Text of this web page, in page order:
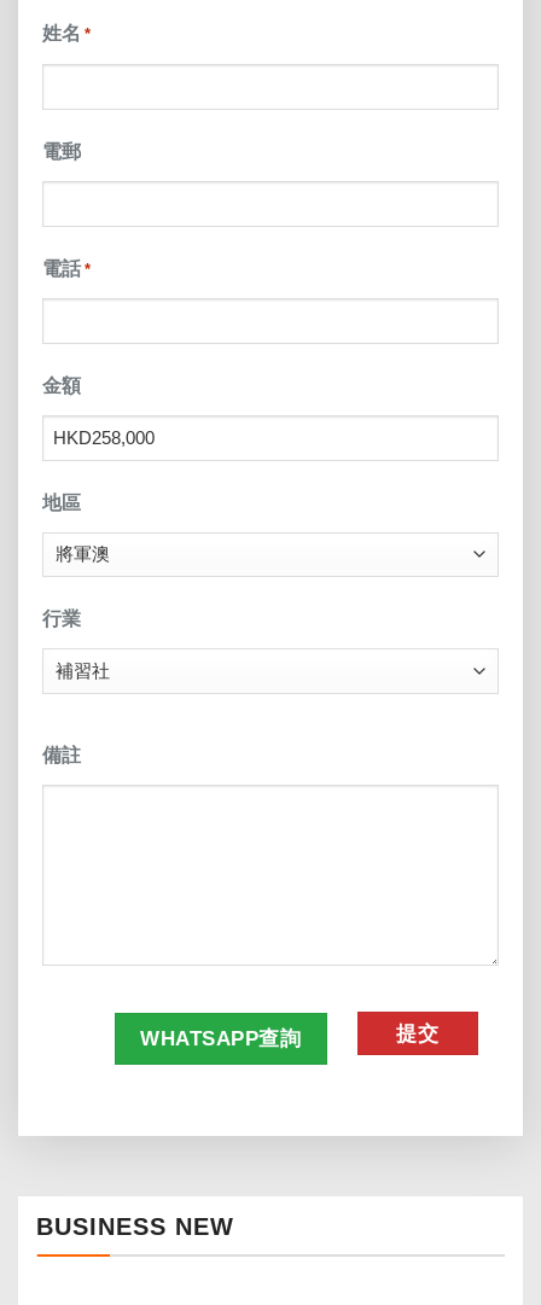
YYYY
姓名 *
電郵
電話 *
金額
地區
行業
備註
WHATSAPP查詢
BUSINESS NEW